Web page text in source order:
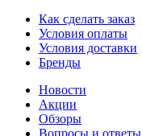
Как сделать заказ
Условия оплаты
Условия доставки
Бренды
Новости
Акции
Обзоры